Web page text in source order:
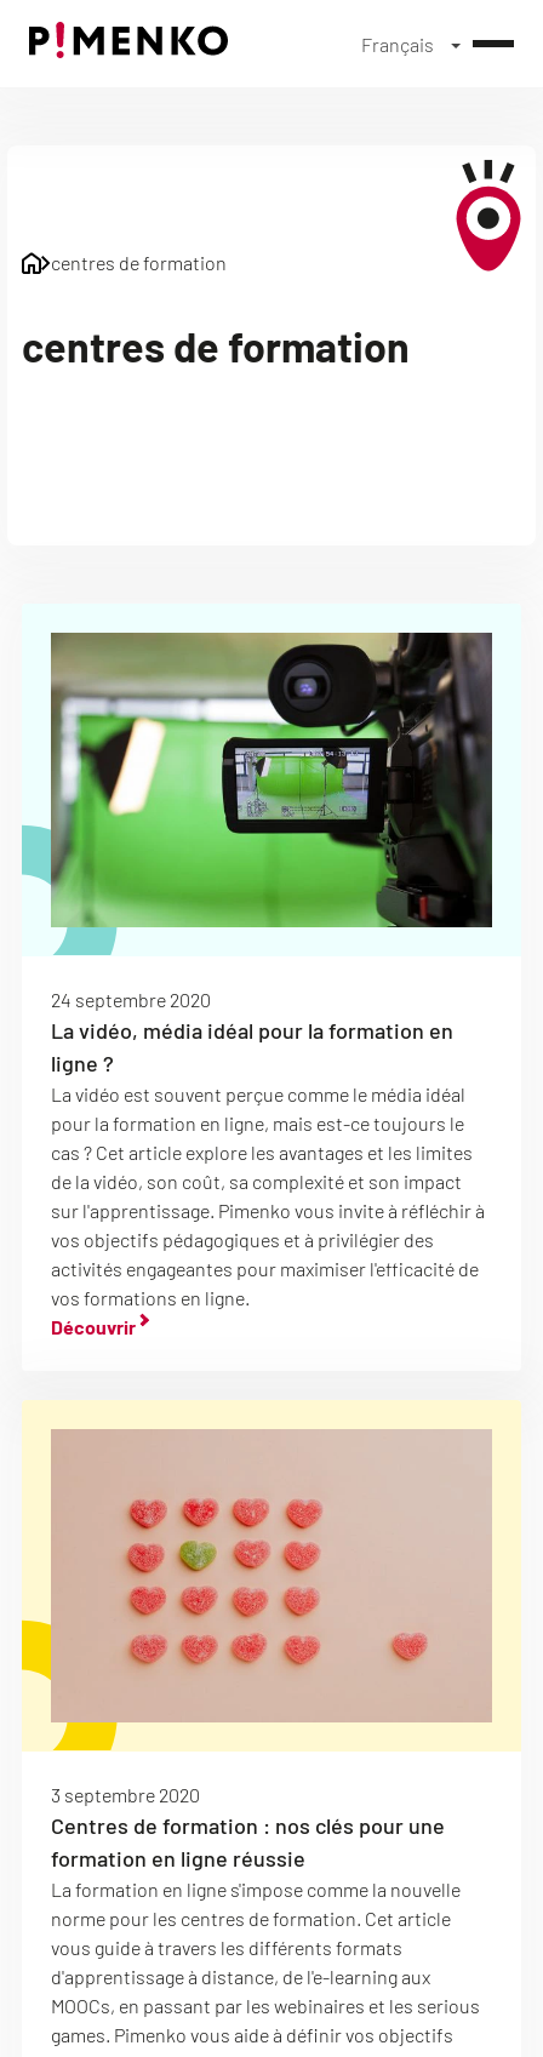
Français
centres de formation
centres de formation
24 septembre 2020
La vidéo, média idéal pour la formation en
ligne ?
La vidéo est souvent perçue comme le média idéal
pour la formation en ligne, mais est-ce toujours le
cas ? Cet article explore les avantages et les limites
de la vidéo, son coût, sa complexité et son impact
sur l'apprentissage. Pimenko vous invite à réfléchir à
vos objectifs pédagogiques et à privilégier des
activités engageantes pour maximiser l'efficacité de
vos formations en ligne.
Découvrir
3 septembre 2020
Centres de formation : nos clés pour une
formation en ligne réussie
La formation en ligne s'impose comme la nouvelle
norme pour les centres de formation. Cet article
vous guide à travers les différents formats
d'apprentissage à distance, de l'e-learning aux
MOOCs, en passant par les webinaires et les serious
games. Pimenko vous aide à définir vos objectifs